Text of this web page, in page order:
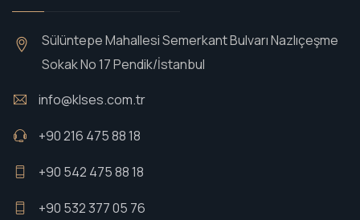
Sülüntepe Mahallesi Semerkant Bulvarı Nazlıçeşme
Sokak No 17 Pendik/İstanbul
info@klses.com.tr
+90 216 475 88 18
+90 542 475 88 18
+90 532 377 05 76